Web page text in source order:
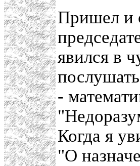
Пришел и
явился в
-
Когда я
"О